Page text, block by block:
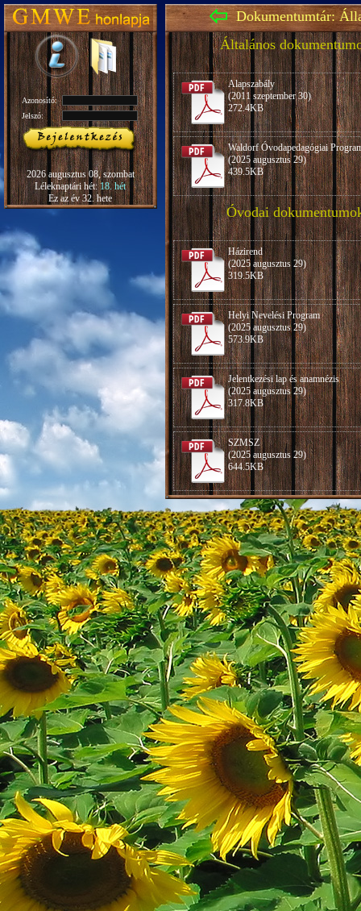
Azonosító:
Jelszó:
2026 augusztus 08, szombat
Léleknaptári hét:18. hét
Ez az év 32. hete
Dokumentumtár:
Általános
Alapszabály
(2011 szeptember 30)
272.4KB
Waldorf Óvodapedagógiai
(2025 augusztus 29)
439.5KB
Óvodai
Házirend
(2025 augusztus 29)
319.5KB
Helyi Nevelési Program
(2025 augusztus 29)
573.9KB
Jelentkezési lap és anamnézis
(2025 augusztus 29)
317.8KB
SZMSZ
(2025 augusztus 29)
644.5KB